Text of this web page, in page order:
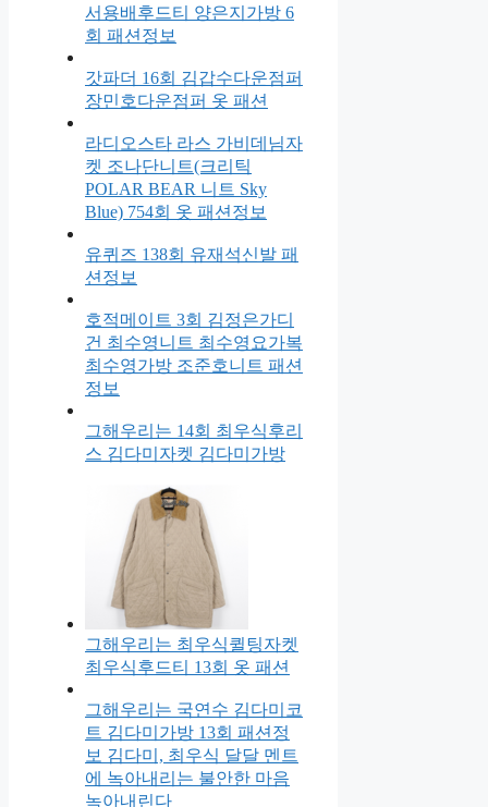
서용배후드티 양은지가방 6
회 패션정보
갓파더 16회 김갑수다운점퍼
장민호다운점퍼 옷 패션
라디오스타 라스 가비데님자
켓 조나단니트(크리틱
POLAR BEAR 니트 Sky
Blue) 754회 옷 패션정보
유퀴즈 138회 유재석신발 패
션정보
호적메이트 3회 김정은가디
건 최수영니트 최수영요가복
최수영가방 조준호니트 패션
정보
그해우리는 14회 최우식후리
스 김다미자켓 김다미가방
그해우리는 최우식퀼팅자켓
최우식후드티 13회 옷 패션
그해우리는 국연수 김다미코
트 김다미가방 13회 패션정
보 김다미, 최우식 달달 멘트
에 녹아내리는 불안한 마음
녹아내린다